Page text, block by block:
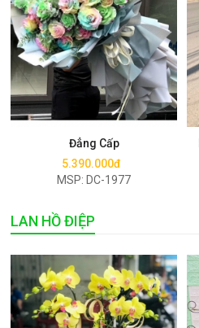
Đẳng Cấp
5.390.000đ
MSP: DC-1977
Mua ngay
LAN HỒ ĐIỆP